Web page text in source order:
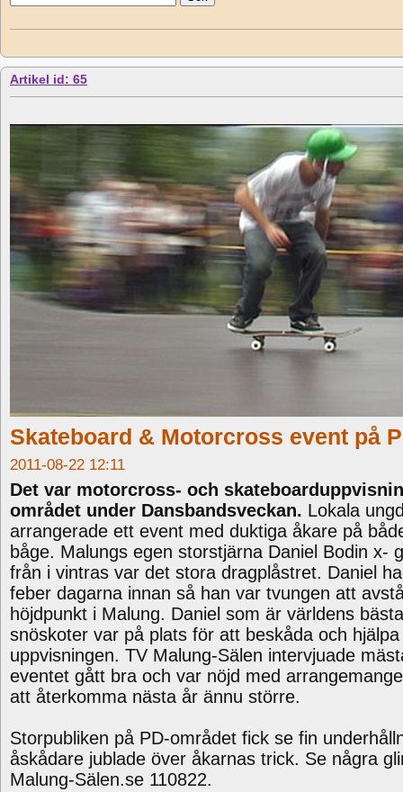
Artikel id: 65
Skateboard & Motorcross event på
2011-08-22 12:11
Det var motorcross- och
området under Dansbandsveckan. Lokala
arrangerade ett event med duktiga åkare på
båge. Malungs egen storstjärna Daniel Bodin x-
från i vintras var det stora dragplåstret. Daniel
feber dagarna innan så han var tvungen att
höjdpunkt i Malung. Daniel som är världens
snöskoter var på plats för att beskåda och
uppvisningen. TV Malung-Sälen intervjuade
eventet gått bra och var nöjd med
att återkomma nästa år ännu större.
Storpubliken på PD-området fick se fin
åskådare jublade över åkarnas trick. Se några
Malung-Sälen.se 110822.